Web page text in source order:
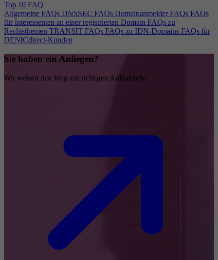
Top 10 FAQ
Allgemeine FAQs DNSSEC FAQs Domainanmelder FAQs FAQs
für Interessenten an einer registrierten Domain FAQs zu
Rechtsthemen TRANSIT FAQs FAQs zu IDN-Domains FAQs für
DENICdirect-Kunden
Sie haben ein Anliegen?
Wir weisen den Weg zur richtigen Anlaufstelle